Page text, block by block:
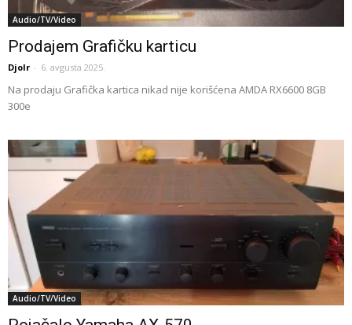
Audio/TV/Video
Prodajem Grafičku karticu
Djolr - 6. avgusta 2025.
Na prodaju Grafička kartica nikad nije korišćena AMDA RX6600 8GB
300e
Audio/TV/Video